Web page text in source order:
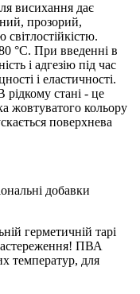
висихання дає
прозорий,
°С. При введенні в
і адгезію під час
і еластичності.
стані - це
жовтуватого кольору
поверхнева
добавки
герметичній тарі
ПВА
температур, для